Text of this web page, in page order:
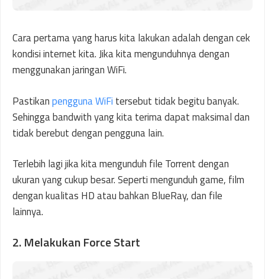
Cara pertama yang harus kita lakukan adalah dengan cek
kondisi internet kita. Jika kita mengunduhnya dengan
menggunakan jaringan WiFi.
Pastikanpengguna WiFi tersebut tidak begitu banyak.
Sehingga bandwith yang kita terima dapat maksimal dan
tidak berebut dengan pengguna lain.
Terlebih lagi jika kita mengunduh file Torrent dengan
ukuran yang cukup besar. Seperti mengunduh game, film
dengan kualitas HD atau bahkan BlueRay, dan file
lainnya.
2. Melakukan Force Start